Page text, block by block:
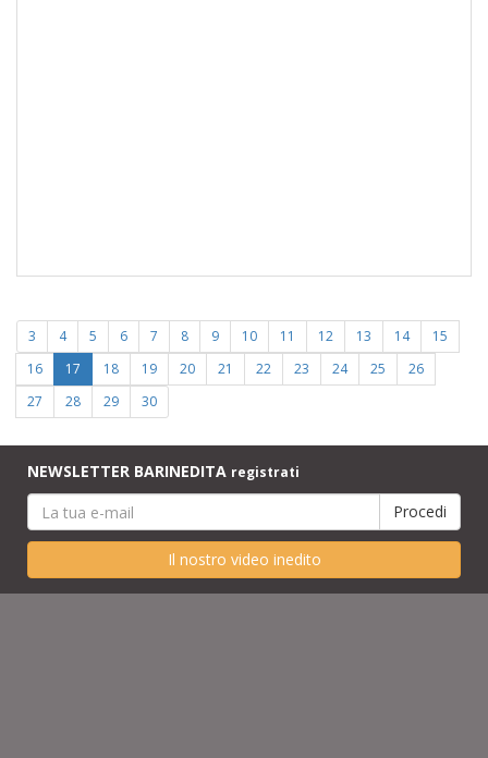
3 4 5 6 7 8 9 10 11 12 13 14
15
16
17 18 19 20 21 22 23 24 25
26
27
28 29 30
NEWSLETTER BARINEDITA registrati
Il nostro video inedito